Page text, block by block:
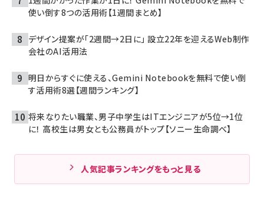
使い倒す8つの活用術【1週間まとめ】
デザイン提案が「2週間→2日に」 設立22年を迎えるWeb制作
会社のAI活用法
明日からすぐに使える、Gemini Notebookを無料で使い倒
す活用術8選【週間ランキング】
将来なりたい職業、男子中学生はITエンジニアが5位→1位
に！ 高校生は男女とも公務員がトップ【ソニー生命調べ】
人気記事ランキングをもっと見る